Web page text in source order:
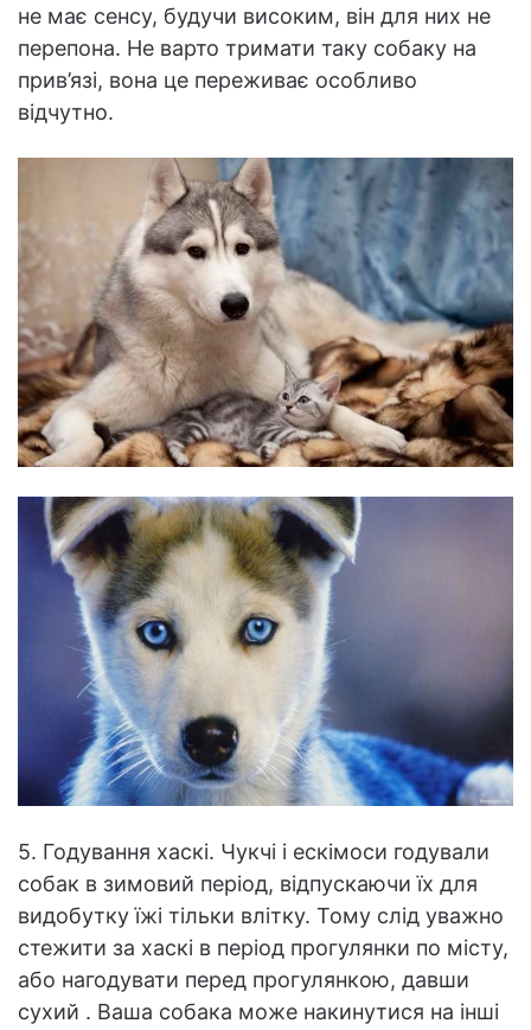
не має сенсу, будучи високим, він для них не
перепона. Не варто тримати таку собаку на
прив’язі, вона це переживає особливо
відчутно.
5. Годування хаскі. Чукчі і ескімоси годували
собак в зимовий період, відпускаючи їх для
видобутку їжі тільки влітку. Тому слід уважно
стежити за хаскі в період прогулянки по місту,
або нагодувати перед прогулянкою, давши
сухий . Ваша собака може накинутися на інші